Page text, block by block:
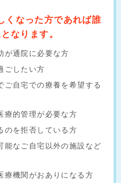
くなった方であれば誰
なります。
が通院に必要な方
ごしたい方
ご自宅での療養を希望する
療的管理が必要な方
のを拒否している方
能なご自宅以外の施設など
療機関がおありになる方